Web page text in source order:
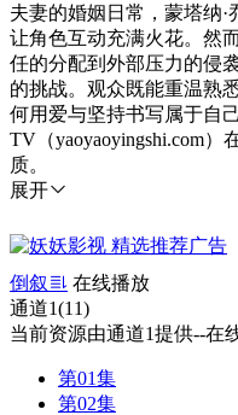
夫妻的婚姻日常，蒙塔纳·
让角色互动充满火花。然
任的分配到外部压力的侵
的挑战。观众既能重温熟
何用爱与坚持书写属于自
TV（yaoyaoyingshi.com
质。
展开
倒叙
在线播放
通道1(11)
当前资源由通道1提供--在
第01集
第02集